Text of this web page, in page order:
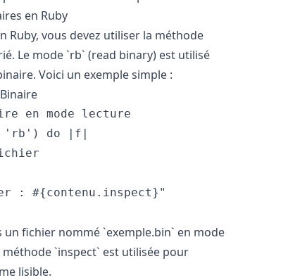
en Ruby
Ruby, vous devez utiliser la méthode
Le mode `rb` (read binary) est utilisé
Voici un exemple simple :
en mode lecture
'rb') do |f|
: #{contenu.inspect}"
fichier nommé `exemple.bin` en mode
`inspect` est utilisée pour
lisible.